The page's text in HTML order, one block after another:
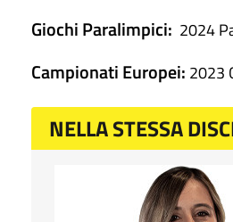
Giochi Paralimpici: 2024
Campionati Europei: 2023
NELLA STESSA